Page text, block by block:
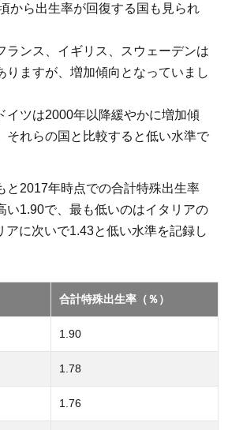
から出生率が回復する国も見られ
ランス、イギリス、スウェーデンは
りますが、増加傾向となっていまし
イツは2000年以降緩やかに増加傾
それらの国と比較すると低い水準で
と2017年時点での合計特殊出生率
い1.90で、最も低いのはイタリアの
アに次いで1.43と低い水準を記録し
合計特殊出生率（％）
1.90
1.78
1.76